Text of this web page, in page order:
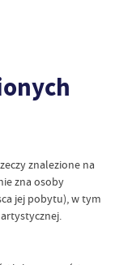
znalezione na
zna osoby
jej pobytu), w tym